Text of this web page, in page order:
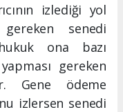
izlediği yol
senedi
ona bazı
gereken
Gene ödeme
izlersen senedi